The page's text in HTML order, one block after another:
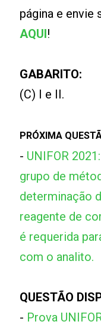
página e envie
AQUI!
GABARITO:
(C) I e II.
PRÓXIMA
- UNIFOR
grupo de
determinação
reagente de
é requerida
com o analito.
QUESTÃO
- Prova